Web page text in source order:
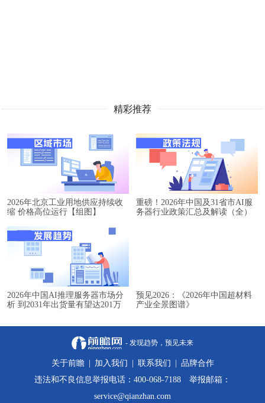
精彩推荐
2026年北京工业用地供应持续收
缩 价格高位运行【组图】
重磅！2026年中国及31省市AI服
务器行业政策汇总及解读（全）
2026年中国AI推理服务器市场分
析 到2031年出货量有望达201万
预见2026：《2026年中国超材料
产业全景图谱》
- 发现趋势，预见未来
关于前瞻 加入我们 联系我们
品牌合作
违法和不良信息举报电话：400-068-7188 举报邮箱：
service@qianzhan.com